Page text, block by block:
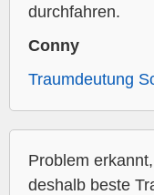
durchfahren.
Conny
Traumdeutung
Problem
deshalb beste